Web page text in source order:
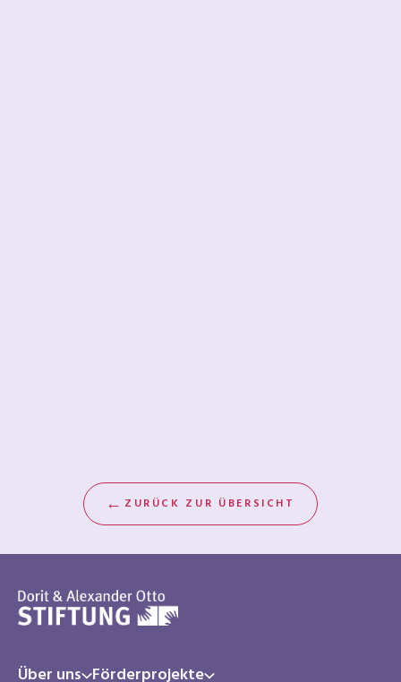
← ZURÜCK ZUR ÜBERSICHT
Über uns Förderprojekte